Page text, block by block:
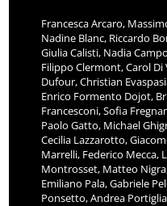
Francesca Arcaro,
Nadine Blanc, Riccardo
Giulia Calisti, Nadia
Filippo Clermont, Carol Di
Dufour, Christian
Enrico Formento Dojot,
Francesconi, Sofia
Paolo Gatto, Michael
Cecilia Lazzarotto,
Marrelli, Federico Mecca,
Montrosset, Matteo
Emiliano Pala, Gabriele
Ponsetto, Andrea